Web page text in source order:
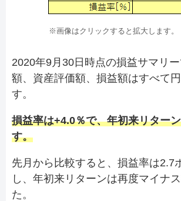
※画像はクリックすると拡大します。
2020年9月30日時点の損益サマリ
額、資産評価額、損益額はすべて
す。
損益率は+4.0％で、年初来リター
す。
先月から比較すると、損益率は2.7
し、年初来リターンは再度マイナ
た。